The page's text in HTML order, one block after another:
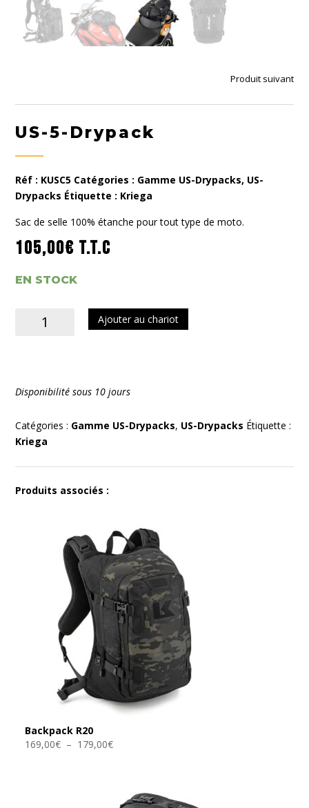
Produit suivant
US-5-Drypack
Réf : KUSC5 Catégories : Gamme US-Drypacks, US-
Drypacks Étiquette : Kriega
Sac de selle 100% étanche pour tout type de moto.
105,00€ T.T.C
EN STOCK
quantité
Ajouter au chariot
Disponibilité sous 10 jours
Catégories : Gamme US-Drypacks, US-Drypacks Étiquette :
Kriega
Produits associés :
Backpack R20
169,00€ – 179,00€Plage
169,00€